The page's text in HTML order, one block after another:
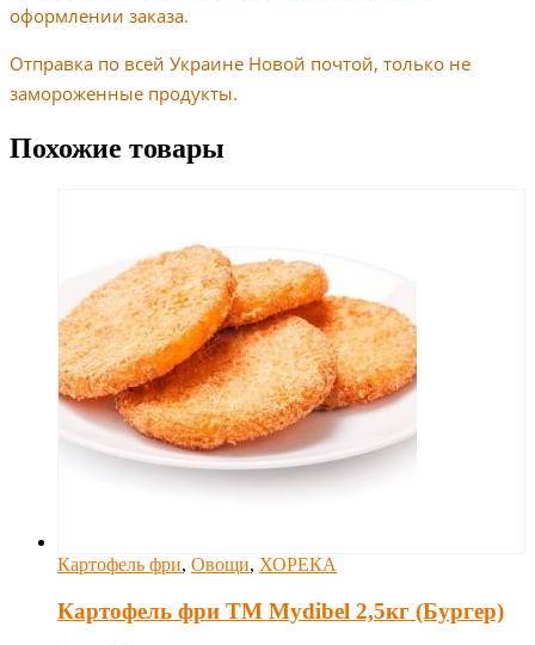
оформлении заказа.
Отправка по всей Украине Новой почтой, только не
замороженные продукты.
Похожие товары
Картофель фри, Овощи, ХОРЕКА
Картофель фри ТМ Mydibel 2,5кг (Бургер)